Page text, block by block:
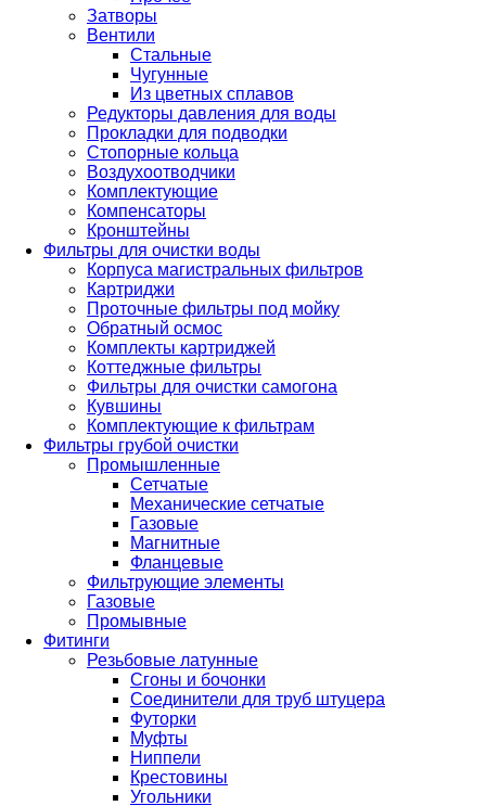
Затворы
Вентили
Стальные
Чугунные
Из цветных сплавов
Редукторы давления для воды
Прокладки для подводки
Стопорные кольца
Воздухоотводчики
Комплектующие
Компенсаторы
Кронштейны
Фильтры для очистки воды
Корпуса магистральных фильтров
Картриджи
Проточные фильтры под мойку
Обратный осмос
Комплекты картриджей
Коттеджные фильтры
Фильтры для очистки самогона
Кувшины
Комплектующие к фильтрам
Фильтры грубой очистки
Промышленные
Сетчатые
Механические сетчатые
Газовые
Магнитные
Фланцевые
Фильтрующие элементы
Газовые
Промывные
Фитинги
Резьбовые латунные
Сгоны и бочонки
Соединители для труб штуцера
Футорки
Муфты
Ниппели
Крестовины
Угольники